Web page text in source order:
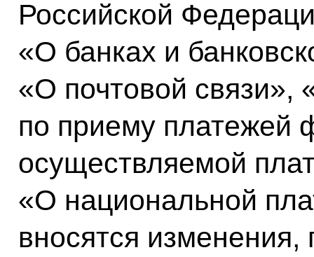
Российской
«О банках и
«О почтовой связи»,
по приему платежей
осуществляемой
«О национальной
вносятся